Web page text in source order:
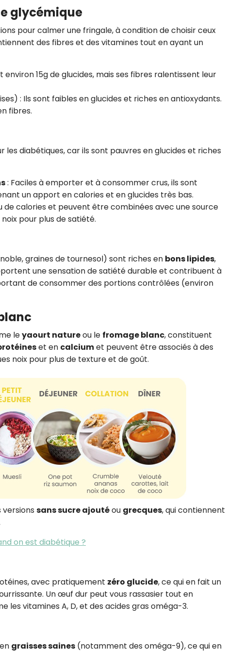
glycémique
pour calmer une fringale, à condition de choisir ceux
des fibres et des vitamines tout en ayant un
15g de glucides, mais ses fibres ralentissent leur
: Ils sont faibles en glucides et riches en antioxydants.
fibres.
les diabétiques, car ils sont pauvres en glucides et riches
: Faciles à emporter et à consommer crus, ils sont
un apport en calories et en glucides très bas.
de calories et peuvent être combinées avec une source
pour plus de satiété.
graines de tournesol) sont riches en bons lipides,
une sensation de satiété durable et contribuent à
de consommer des portions contrôlées (environ
leyaourt natureou le fromage blanc, constituent
et en calciumet peuvent être associés à des
noix pour plus de texture et de goût.
versions sans sucre ajoutéou grecques, qui contiennent
on est diabétique ?
avec pratiquement zéro glucide, ce qui en fait un
Un œuf dur peut vous rassasier tout en
vitamines A, D, et des acides gras oméga-3.
graisses saines (notamment des oméga-9), ce qui en